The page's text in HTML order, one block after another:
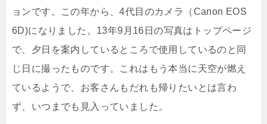
ョンです。この年から、4代目のカメラ（Canon EOS
6D)になりました。13年9月16日の写真はトップページ
で、夕日を案内しているところで使用しているのと同
じ日に撮ったものです。これはもう本当に天空が燃え
ているようで、お客さんもだれも帰りたいとは言わ
ず、いつまでも見入っていました。